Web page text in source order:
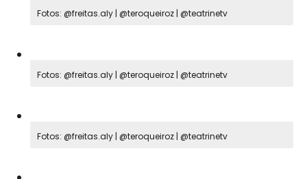
Fotos: @freitas.aly | @teroqueiroz | @teatrinetv
Fotos: @freitas.aly | @teroqueiroz | @teatrinetv
Fotos: @freitas.aly | @teroqueiroz | @teatrinetv